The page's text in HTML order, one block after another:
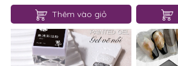
Thêm vào giỏ